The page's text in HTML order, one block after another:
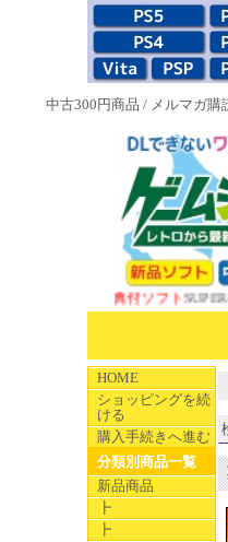
中古300円商品 / メルマガ購
SUPERやのまん
HOME
ショッピングを続
ける
購入手続きへ進む
分類別商品一覧
新品商品
┣
┣